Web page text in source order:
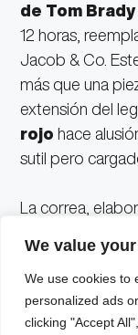
We value
We use cookies to
personalized ads
clicking "Accept
de Tom Brady
12 horas,
Jacob & Co.
más que una
extensión del
rojo hace
sutil pero
La correa,
elegancia que
relojería